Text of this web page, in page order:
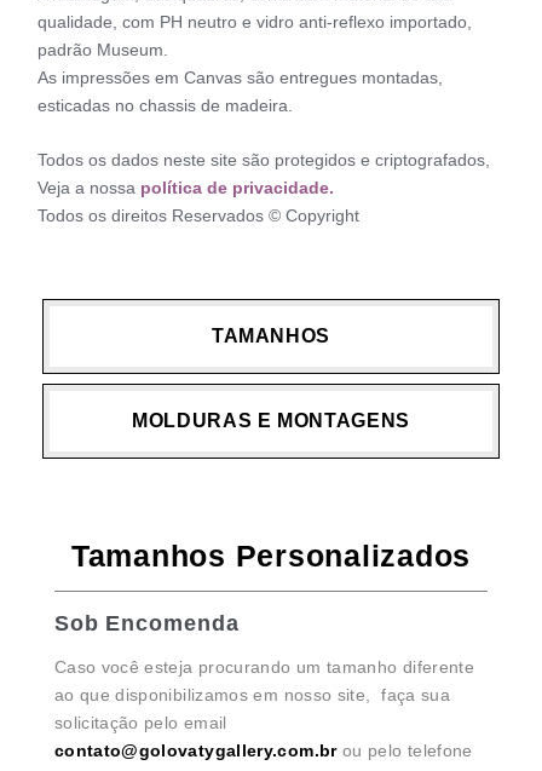
qualidade, com PH neutro e vidro anti-reflexo importado,
padrão Museum.
As impressões em Canvas são entregues montadas,
esticadas no chassis de madeira.
Todos os dados neste site são protegidos e criptografados,
Veja a nossa política de privacidade.
Todos os direitos Reservados © Copyright
TAMANHOS
MOLDURAS E MONTAGENS
Tamanhos Personalizados
Sob Encomenda
Caso você esteja procurando um tamanho diferente
ao que disponibilizamos em nosso site, faça sua
solicitação pelo email
contato@golovatygallery.com.brou pelo telefone